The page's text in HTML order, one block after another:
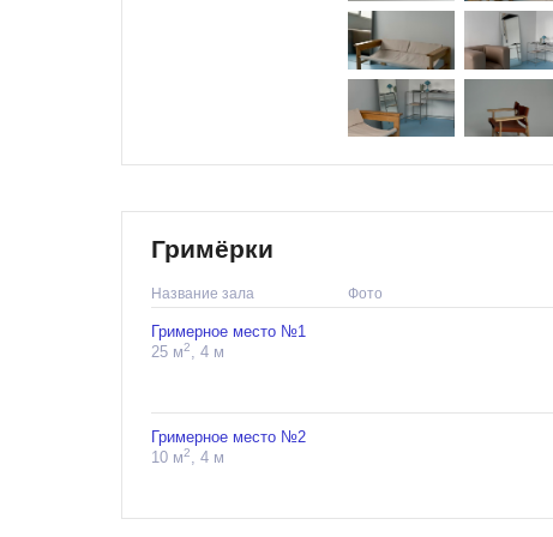
Гримёрки
Название зала Фото
Гримерное место №1
25 м2, 4 м
Гримерное место №2
10 м2, 4 м